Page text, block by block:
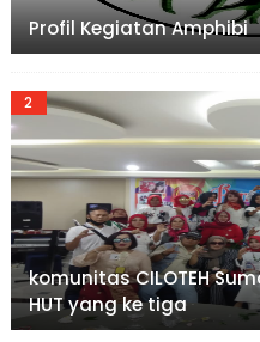
Profil Kegiatan Amphibi
komunitas CILOTEH
HUT yang ke tiga